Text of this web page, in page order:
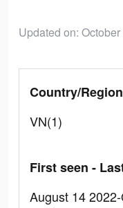
Updated on:
Country/Region
VN(1)
First seen -
August 14